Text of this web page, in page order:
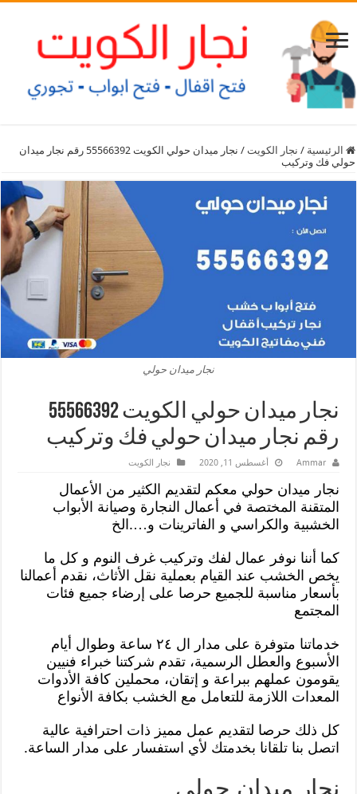
الرئيسية / نجار الكويت /
نجار ميدان حولي الكويت 55566392 رقم نجار ميدان
حولي فك وتركيب
نجار ميدان حولي
نجار ميدان حولي الكويت 55566392
رقم نجار ميدان حولي فك وتركيب
Ammar أغسطس 11, 2020 نجار الكويت
نجار ميدان حولي معكم لتقديم الكثير من الأعمال
المتقنة المختصة في أعمال النجارة وصيانة الأبواب
الخشبية والكراسي و الفاترينات و….الخ
كما أننا نوفر عمال لفك وتركيب غرف النوم و كل ما
يخص الخشب عند القيام بعملية نقل الأثاث، نقدم أعمالنا
بأسعار مناسبة للجميع حرصا على إرضاء جميع فئات
المجتمع
خدماتنا متوفرة على مدار ال ٢٤ ساعة وطوال أيام
الأسبوع والعطل الرسمية، تقدم شركتنا خبراء فنيين
يقومون عملهم ببراعة و إتقان، محملين كافة الأدوات
المعدات اللازمة للتعامل مع الخشب بكافة الأنواع
كل ذلك حرصا لتقديم عمل مميز ذات احترافية عالية
اتصل بنا تلقانا بخدمتك لأي استفسار على مدار الساعة.
نجار ميدان حولي